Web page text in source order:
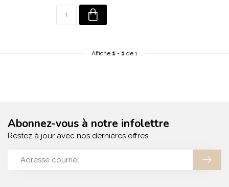
Affiche 1 - 1 de 1
Abonnez-vous à notre infolettre
Restez à jour avec nos dernières offres